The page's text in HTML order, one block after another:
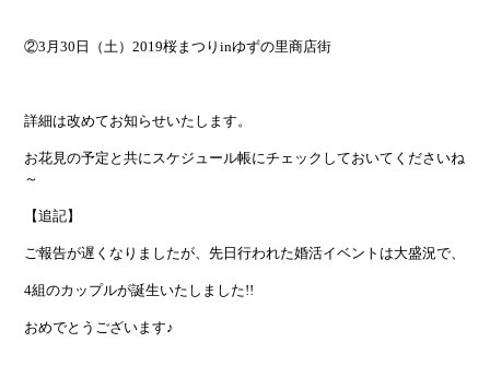
②3月30日（土）2019桜まつりinゆずの里商店街
詳細は改めてお知らせいたします。
お花見の予定と共にスケジュール帳にチェックしておいてくださいね
～
【追記】
ご報告が遅くなりましたが、先日行われた婚活イベントは大盛況で、
4組のカップルが誕生いたしました!!
おめでとうございます♪